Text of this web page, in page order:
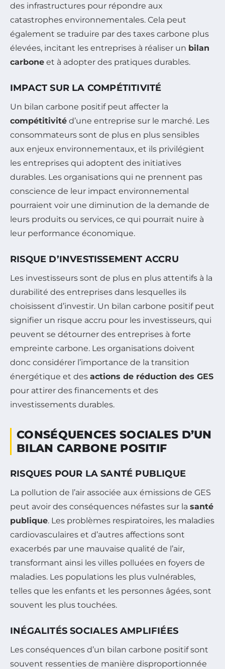
des infrastructures pour répondre aux
catastrophes environnementales. Cela peut
également se traduire par des taxes carbone plus
élevées, incitant les entreprises à réaliser un bilan
carbone et à adopter des pratiques durables.
IMPACT SUR LA COMPÉTITIVITÉ
Un bilan carbone positif peut affecter la
compétitivité d’une entreprise sur le marché. Les
consommateurs sont de plus en plus sensibles
aux enjeux environnementaux, et ils privilégient
les entreprises qui adoptent des initiatives
durables. Les organisations qui ne prennent pas
conscience de leur impact environnemental
pourraient voir une diminution de la demande de
leurs produits ou services, ce qui pourrait nuire à
leur performance économique.
RISQUE D’INVESTISSEMENT ACCRU
Les investisseurs sont de plus en plus attentifs à la
durabilité des entreprises dans lesquelles ils
choisissent d’investir. Un bilan carbone positif peut
signifier un risque accru pour les investisseurs, qui
peuvent se détourner des entreprises à forte
empreinte carbone. Les organisations doivent
donc considérer l’importance de la transition
énergétique et des actions de réduction des GES
pour attirer des financements et des
investissements durables.
CONSÉQUENCES SOCIALES D’UN
BILAN CARBONE POSITIF
RISQUES POUR LA SANTÉ PUBLIQUE
La pollution de l’air associée aux émissions de GES
peut avoir des conséquences néfastes sur la santé
publique. Les problèmes respiratoires, les maladies
cardiovasculaires et d’autres affections sont
exacerbés par une mauvaise qualité de l’air,
transformant ainsi les villes polluées en foyers de
maladies. Les populations les plus vulnérables,
telles que les enfants et les personnes âgées, sont
souvent les plus touchées.
INÉGALITÉS SOCIALES AMPLIFIÉES
Les conséquences d’un bilan carbone positif sont
souvent ressenties de manière disproportionnée